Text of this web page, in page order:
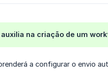
na criação de um
a configurar o envio